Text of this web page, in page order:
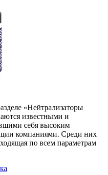
«Нейтрализаторы
известными и
себя высоким
компаниями. Среди них
по всем параметрам